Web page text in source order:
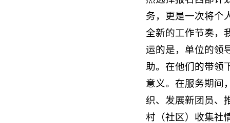
务，更是一次将个
全新的工作节奏，
运的是，单位的领
助。在他们的带领
意义。在服务期间
织、发展新团员、
村（社区）收集社